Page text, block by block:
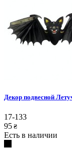
Декор подвесной
17-133
95 ₴
Есть в наличии